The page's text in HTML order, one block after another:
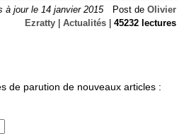
à jour le 14 janvier 2015 Post de Olivier
Ezratty
Actualités 45232 lectures
de parution de nouveaux articles :